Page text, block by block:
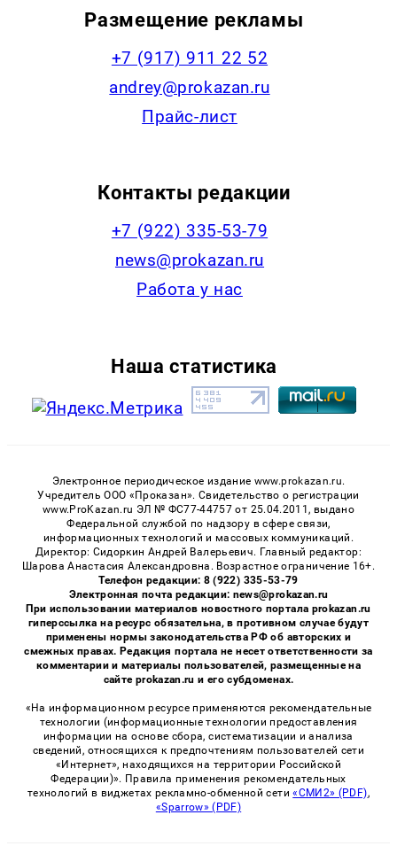
Размещение рекламы
+7 (917) 911 22 52
andrey@prokazan.ru
Прайс-лист
Контакты редакции
+7 (922) 335-53-79
news@prokazan.ru
Работа у нас
Наша статистика
Электронное периодическое издание www.prokazan.ru.
Учредитель ООО «Проказан». Cвидетельство о регистрации
www.ProKazan.ru ЭЛ № ФС77-44757 от 25.04.2011, выдано
Федеральной службой по надзору в сфере связи,
информационных технологий и массовых коммуникаций.
Директор: Сидоркин Андрей Валерьевич. Главный редактор:
Шарова Анастасия Александровна. Возрастное ограничение 16+.
Телефон редакции: 8 (922) 335-53-79
Электронная почта редакции: news@prokazan.ru
При использовании материалов новостного портала prokazan.ru
гиперссылка на ресурс обязательна, в противном случае будут
применены нормы законодательства РФ об авторских и
смежных правах. Редакция портала не несет ответственности за
комментарии и материалы пользователей, размещенные на
сайте prokazan.ru и его субдоменах.
«На информационном ресурсе применяются рекомендательные
технологии (информационные технологии предоставления
информации на основе сбора, систематизации и анализа
сведений, относящихся к предпочтениям пользователей сети
«Интернет», находящихся на территории Российской
Федерации)». Правила применения рекомендательных
технологий в виджетах рекламно-обменной сети«СМИ2» (PDF),
«Sparrow» (PDF)